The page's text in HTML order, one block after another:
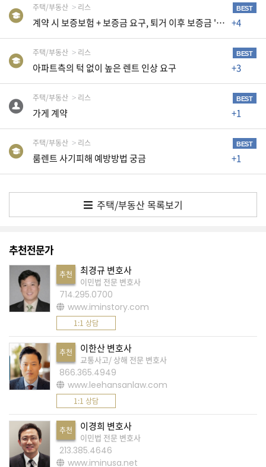
수
칙
안
확
인
니
A
K
미
국
에
새
로
운
전
가
를
찾
주택/부동산 리스 BEST
계약 시 보증보험 + 보증금 요구, 퇴거 이후 보증금 '부존재' 주장 +4
주택/부동산 리스 BEST
아파트측의 턱 없이 높은 렌트 인상 요구 +3
주택/부동산 리스 BEST
가게 계약 +1
주택/부동산 리스 BEST
룸렌트 사기피해 예방방법 궁금 +1
주택/부동산 목록보기
추천전문가
추천 최경규 변호사
이민법 전문 변호사
714.295.0700
www.iminstory.com
1:1 상담
추천 이한산 변호사
교통사고/ 상해 전문 변호사
866.365.4949
www.leehansanlaw.com
1:1 상담
추천 이경희 변호사
이민법 전문 변호사
213.385.4646
www.iminusa.net